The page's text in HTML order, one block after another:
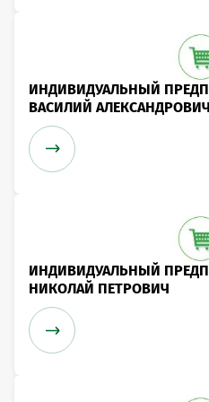
ИНДИВИДУАЛЬНЫЙ
ВАСИЛИЙ АЛЕКСАНДРОВИЧ
ИНДИВИДУАЛЬНЫЙ
НИКОЛАЙ ПЕТРОВИЧ